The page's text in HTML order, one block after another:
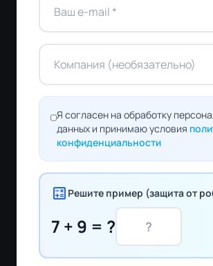
Я согласен на обработку
данных и принимаю условия
конфиденциальности
calculate Решите пример (защита от
7 + 9 = ?